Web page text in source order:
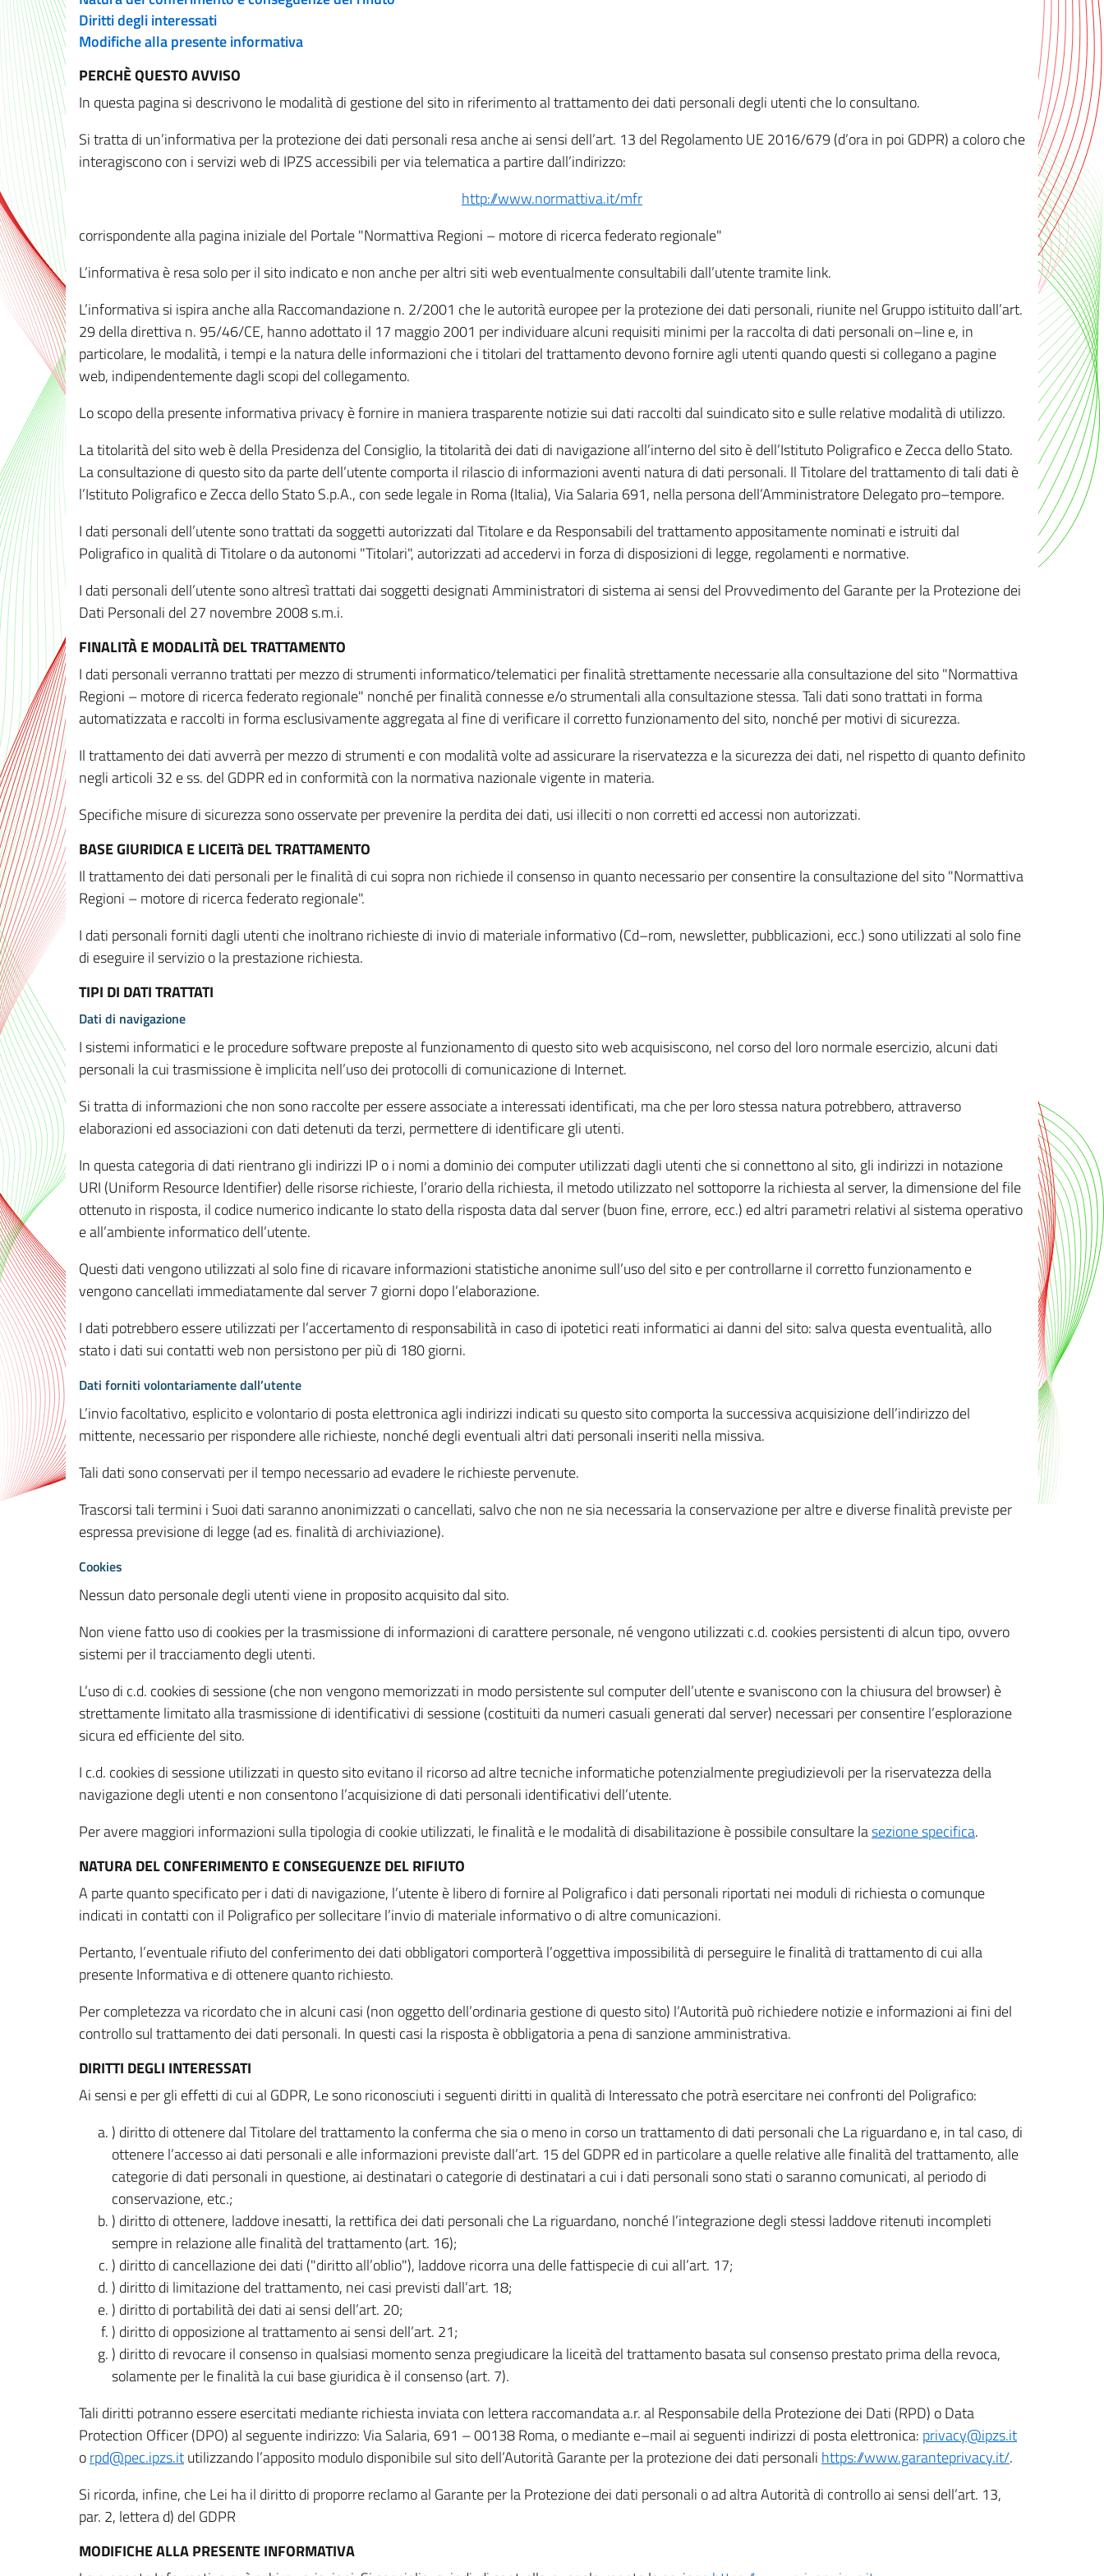
Diritti degli interessati
Modifiche alla presente informativa
PERCHÈ QUESTO AVVISO
In questa pagina si descrivono le modalità di gestione del sito in riferimento al trattamento dei dati personali degli utenti che lo consultano.
Si tratta di un’informativa per la protezione dei dati personali resa anche ai sensi dell’art. 13 del Regolamento UE 2016/679 (d’ora in poi GDPR) a coloro che
interagiscono con i servizi web di IPZS accessibili per via telematica a partire dall’indirizzo:
http://www.normattiva.it/mfr
corrispondente alla pagina iniziale del Portale "Normattiva Regioni – motore di ricerca federato regionale"
L’informativa è resa solo per il sito indicato e non anche per altri siti web eventualmente consultabili dall’utente tramite link.
L’informativa si ispira anche alla Raccomandazione n. 2/2001 che le autorità europee per la protezione dei dati personali, riunite nel Gruppo istituito dall’art.
29 della direttiva n. 95/46/CE, hanno adottato il 17 maggio 2001 per individuare alcuni requisiti minimi per la raccolta di dati personali on–line e, in
particolare, le modalità, i tempi e la natura delle informazioni che i titolari del trattamento devono fornire agli utenti quando questi si collegano a pagine
web, indipendentemente dagli scopi del collegamento.
Lo scopo della presente informativa privacy è fornire in maniera trasparente notizie sui dati raccolti dal suindicato sito e sulle relative modalità di utilizzo.
La titolarità del sito web è della Presidenza del Consiglio, la titolarità dei dati di navigazione all’interno del sito è dell’Istituto Poligrafico e Zecca dello Stato.
La consultazione di questo sito da parte dell’utente comporta il rilascio di informazioni aventi natura di dati personali. Il Titolare del trattamento di tali dati è
l’Istituto Poligrafico e Zecca dello Stato S.p.A., con sede legale in Roma (Italia), Via Salaria 691, nella persona dell’Amministratore Delegato pro–tempore.
I dati personali dell’utente sono trattati da soggetti autorizzati dal Titolare e da Responsabili del trattamento appositamente nominati e istruiti dal
Poligrafico in qualità di Titolare o da autonomi "Titolari", autorizzati ad accedervi in forza di disposizioni di legge, regolamenti e normative.
I dati personali dell’utente sono altresì trattati dai soggetti designati Amministratori di sistema ai sensi del Provvedimento del Garante per la Protezione dei
Dati Personali del 27 novembre 2008 s.m.i.
FINALITÀ E MODALITÀ DEL TRATTAMENTO
I dati personali verranno trattati per mezzo di strumenti informatico/telematici per finalità strettamente necessarie alla consultazione del sito "Normattiva
Regioni – motore di ricerca federato regionale" nonché per finalità connesse e/o strumentali alla consultazione stessa. Tali dati sono trattati in forma
automatizzata e raccolti in forma esclusivamente aggregata al fine di verificare il corretto funzionamento del sito, nonché per motivi di sicurezza.
Il trattamento dei dati avverrà per mezzo di strumenti e con modalità volte ad assicurare la riservatezza e la sicurezza dei dati, nel rispetto di quanto definito
negli articoli 32 e ss. del GDPR ed in conformità con la normativa nazionale vigente in materia.
Specifiche misure di sicurezza sono osservate per prevenire la perdita dei dati, usi illeciti o non corretti ed accessi non autorizzati.
BASE GIURIDICA E LICEITà DEL TRATTAMENTO
Il trattamento dei dati personali per le finalità di cui sopra non richiede il consenso in quanto necessario per consentire la consultazione del sito "Normattiva
Regioni – motore di ricerca federato regionale".
I dati personali forniti dagli utenti che inoltrano richieste di invio di materiale informativo (Cd–rom, newsletter, pubblicazioni, ecc.) sono utilizzati al solo fine
di eseguire il servizio o la prestazione richiesta.
TIPI DI DATI TRATTATI
Dati di navigazione
I sistemi informatici e le procedure software preposte al funzionamento di questo sito web acquisiscono, nel corso del loro normale esercizio, alcuni dati
personali la cui trasmissione è implicita nell’uso dei protocolli di comunicazione di Internet.
Si tratta di informazioni che non sono raccolte per essere associate a interessati identificati, ma che per loro stessa natura potrebbero, attraverso
elaborazioni ed associazioni con dati detenuti da terzi, permettere di identificare gli utenti.
In questa categoria di dati rientrano gli indirizzi IP o i nomi a dominio dei computer utilizzati dagli utenti che si connettono al sito, gli indirizzi in notazione
URI (Uniform Resource Identifier) delle risorse richieste, l’orario della richiesta, il metodo utilizzato nel sottoporre la richiesta al server, la dimensione del file
ottenuto in risposta, il codice numerico indicante lo stato della risposta data dal server (buon fine, errore, ecc.) ed altri parametri relativi al sistema operativo
e all’ambiente informatico dell’utente.
Questi dati vengono utilizzati al solo fine di ricavare informazioni statistiche anonime sull’uso del sito e per controllarne il corretto funzionamento e
vengono cancellati immediatamente dal server 7 giorni dopo l’elaborazione.
I dati potrebbero essere utilizzati per l’accertamento di responsabilità in caso di ipotetici reati informatici ai danni del sito: salva questa eventualità, allo
stato i dati sui contatti web non persistono per più di 180 giorni.
Dati forniti volontariamente dall’utente
L’invio facoltativo, esplicito e volontario di posta elettronica agli indirizzi indicati su questo sito comporta la successiva acquisizione dell’indirizzo del
mittente, necessario per rispondere alle richieste, nonché degli eventuali altri dati personali inseriti nella missiva.
Tali dati sono conservati per il tempo necessario ad evadere le richieste pervenute.
Trascorsi tali termini i Suoi dati saranno anonimizzati o cancellati, salvo che non ne sia necessaria la conservazione per altre e diverse finalità previste per
espressa previsione di legge (ad es. finalità di archiviazione).
Cookies
Nessun dato personale degli utenti viene in proposito acquisito dal sito.
Non viene fatto uso di cookies per la trasmissione di informazioni di carattere personale, né vengono utilizzati c.d. cookies persistenti di alcun tipo, ovvero
sistemi per il tracciamento degli utenti.
L’uso di c.d. cookies di sessione (che non vengono memorizzati in modo persistente sul computer dell’utente e svaniscono con la chiusura del browser) è
strettamente limitato alla trasmissione di identificativi di sessione (costituiti da numeri casuali generati dal server) necessari per consentire l’esplorazione
sicura ed efficiente del sito.
I c.d. cookies di sessione utilizzati in questo sito evitano il ricorso ad altre tecniche informatiche potenzialmente pregiudizievoli per la riservatezza della
navigazione degli utenti e non consentono l’acquisizione di dati personali identificativi dell’utente.
Per avere maggiori informazioni sulla tipologia di cookie utilizzati, le finalità e le modalità di disabilitazione è possibile consultare lasezione specifica.
NATURA DEL CONFERIMENTO E CONSEGUENZE DEL RIFIUTO
A parte quanto specificato per i dati di navigazione, l’utente è libero di fornire al Poligrafico i dati personali riportati nei moduli di richiesta o comunque
indicati in contatti con il Poligrafico per sollecitare l’invio di materiale informativo o di altre comunicazioni.
Pertanto, l’eventuale rifiuto del conferimento dei dati obbligatori comporterà l’oggettiva impossibilità di perseguire le finalità di trattamento di cui alla
presente Informativa e di ottenere quanto richiesto.
Per completezza va ricordato che in alcuni casi (non oggetto dell’ordinaria gestione di questo sito) l’Autorità può richiedere notizie e informazioni ai fini del
controllo sul trattamento dei dati personali. In questi casi la risposta è obbligatoria a pena di sanzione amministrativa.
DIRITTI DEGLI INTERESSATI
Ai sensi e per gli effetti di cui al GDPR, Le sono riconosciuti i seguenti diritti in qualità di Interessato che potrà esercitare nei confronti del Poligrafico:
) diritto di ottenere dal Titolare del trattamento la conferma che sia o meno in corso un trattamento di dati personali che La riguardano e, in tal caso, di
ottenere l’accesso ai dati personali e alle informazioni previste dall’art. 15 del GDPR ed in particolare a quelle relative alle finalità del trattamento, alle
categorie di dati personali in questione, ai destinatari o categorie di destinatari a cui i dati personali sono stati o saranno comunicati, al periodo di
conservazione, etc.;
) diritto di ottenere, laddove inesatti, la rettifica dei dati personali che La riguardano, nonché l’integrazione degli stessi laddove ritenuti incompleti
sempre in relazione alle finalità del trattamento (art. 16);
) diritto di cancellazione dei dati ("diritto all’oblio"), laddove ricorra una delle fattispecie di cui all’art. 17;
) diritto di limitazione del trattamento, nei casi previsti dall’art. 18;
) diritto di portabilità dei dati ai sensi dell’art. 20;
) diritto di opposizione al trattamento ai sensi dell’art. 21;
) diritto di revocare il consenso in qualsiasi momento senza pregiudicare la liceità del trattamento basata sul consenso prestato prima della revoca,
solamente per le finalità la cui base giuridica è il consenso (art. 7).
Tali diritti potranno essere esercitati mediante richiesta inviata con lettera raccomandata a.r. al Responsabile della Protezione dei Dati (RPD) o Data
Protection Officer (DPO) al seguente indirizzo: Via Salaria, 691 – 00138 Roma, o mediante e–mail ai seguenti indirizzi di posta elettronica: privacy@ipzs.it
orpd@pec.ipzs.itutilizzando l’apposito modulo disponibile sul sito dell’Autorità Garante per la protezione dei dati personali https://www.garanteprivacy.it/.
Si ricorda, infine, che Lei ha il diritto di proporre reclamo al Garante per la Protezione dei dati personali o ad altra Autorità di controllo ai sensi dell’art. 13,
par. 2, lettera d) del GDPR
MODIFICHE ALLA PRESENTE INFORMATIVA